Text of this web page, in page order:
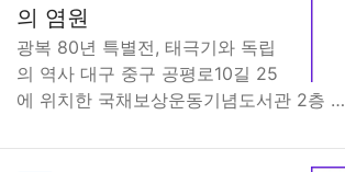
의 염원
광복 80년 특별전, 태극기와 독립
의 역사 대구 중구 공평로10길 25
에 위치한 국채보상운동기념도서관 2층 …